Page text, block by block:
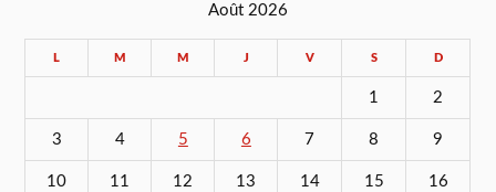
Août 2026
L M M J V S D
1 2
3 4 5 6 7 8 9
10 11 12 13 14 15 16